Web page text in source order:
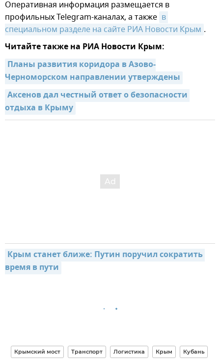
Оперативная информация размещается в
профильных Telegram-каналах, а также в
специальном разделе на сайте РИА Новости Крым .
Читайте также на РИА Новости Крым:
Планы развития коридора в Азово-
Черноморском направлении утверждены
Аксенов дал честный ответ о безопасности
отдыха в Крыму
Крым станет ближе: Путин поручил сократить
время в пути
Крымский мост Транспорт Логистика Крым Кубань